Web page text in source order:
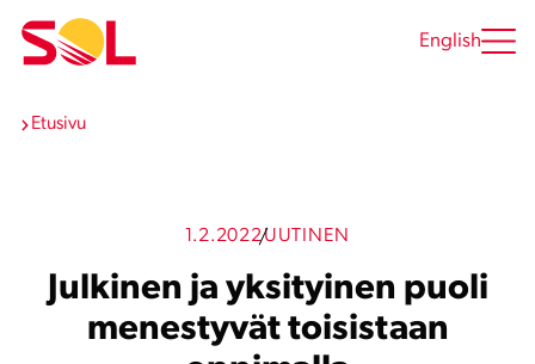
sisältöön
English
Etusivu
1.2.2022UUTINEN
Julkinen ja yksityinen puoli
menestyvät toisistaan